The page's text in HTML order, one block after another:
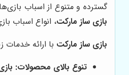
گسترده و متنوع از اسباب
بازی ساز مارکت، انواع اسباب
بازی ساز مارکت با ارائه
تنوع بالای محصولات: